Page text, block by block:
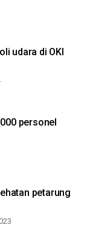
di OKI
personel
petarung